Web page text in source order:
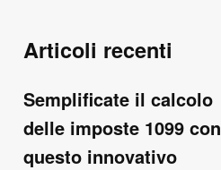
Articoli recenti
Semplificate il calcolo
delle imposte 1099 con
questo innovativo